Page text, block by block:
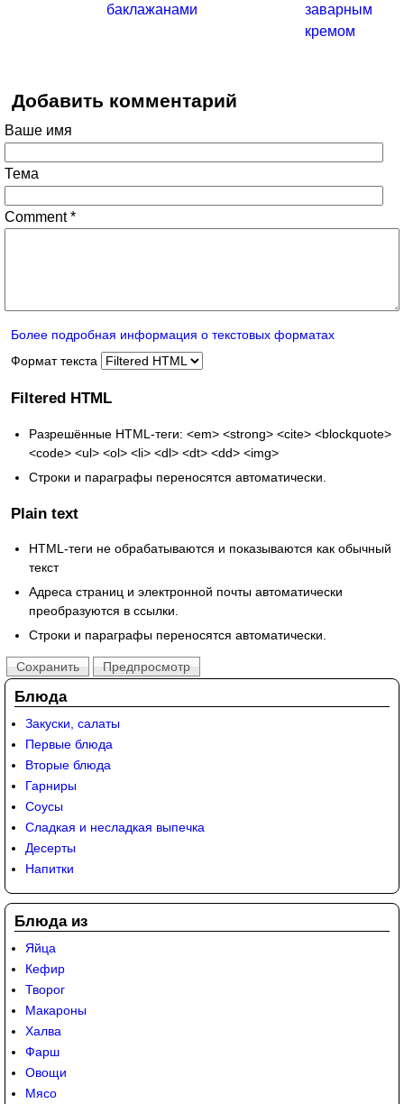
баклажанами
заварным
кремом
Добавить комментарий
Ваше имя
Тема
Comment*
Более подробная информация о текстовых форматах
Формат текста
Filtered HTML
Разрешённые HTML-теги: <em> <strong> <cite> <blockquote>
<code> <ul> <ol> <li> <dl> <dt> <dd> <img>
Строки и параграфы переносятся автоматически.
Plain text
HTML-теги не обрабатываются и показываются как обычный
текст
Адреса страниц и электронной почты автоматически
преобразуются в ссылки.
Строки и параграфы переносятся автоматически.
Блюда
Закуски, салаты
Первые блюда
Вторые блюда
Гарниры
Соусы
Сладкая и несладкая выпечка
Десерты
Напитки
Блюда из
Яйца
Кефир
Творог
Макароны
Халва
Фарш
Овощи
Мясо